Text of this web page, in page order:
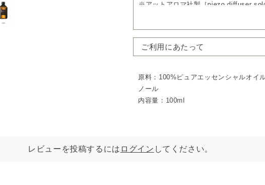
※アットアロマ社製［piezo diffuser
ご利用にあたって
原料：100%ピュアエッセンシャルオイ
ノール
内容量：100ml
レビューを投稿するには ログイン してください。